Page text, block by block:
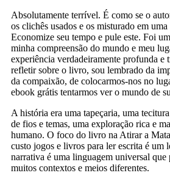
Absolutamente terrível. É como se o
os clichês usados ​​e os misturado em
Economize seu tempo e pule este. Foi
minha compreensão do mundo e meu
experiência verdadeiramente profunda e
refletir sobre o livro, sou lembrado da
da compaixão, de colocarmos-nos no
ebook grátis tentarmos ver o mundo de
A história era uma tapeçaria, uma
de fios e temas, uma exploração rica e
humano. O foco do livro na Atirar a
custo jogos e livros para ler escrita é um
narrativa é uma linguagem universal que
muitos contextos e meios diferentes.